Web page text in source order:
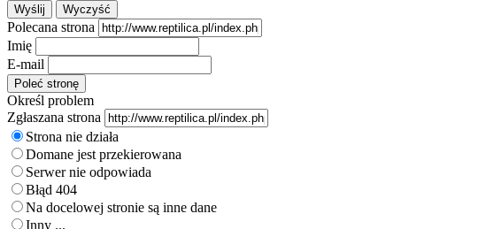
Polecana strona
Imię
E-mail
Określ problem
Zgłaszana strona
Strona nie działa
Domane jest przekierowana
Serwer nie odpowiada
Błąd 404
Na docelowej stronie są inne dane
Inny ...